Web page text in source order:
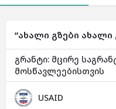
“ახალი გზები
გრანტი: მცირე
მოსწავლეებისთვის
USAID